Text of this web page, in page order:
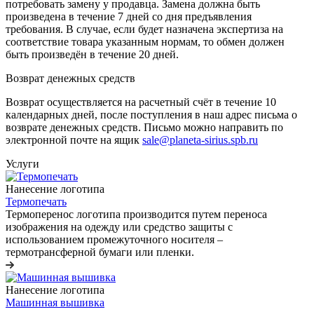
потребовать замену у продавца. Замена должна быть
произведена в течение 7 дней со дня предъявления
требования. В случае, если будет назначена экспертиза на
соответствие товара указанным нормам, то обмен должен
быть произведён в течение 20 дней.
Возврат денежных средств
Возврат осуществляется на расчетный счёт в течение 10
календарных дней, после поступления в наш адрес письма о
возврате денежных средств. Письмо можно направить по
электронной почте на ящик sale@planeta-sirius.spb.ru
Услуги
Нанесение логотипа
Термопечать
Термоперенос логотипа производится путем переноса
изображения на одежду или средство защиты с
использованием промежуточного носителя –
термотрансферной бумаги или пленки.
Нанесение логотипа
Машинная вышивка